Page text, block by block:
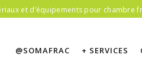
et d’équipements pour chambre
@SOMAFRAC + SERVICES